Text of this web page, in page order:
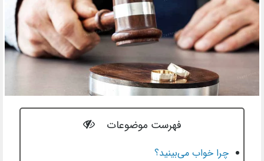
فهرست موضوعات
چرا خواب می‌بینید؟